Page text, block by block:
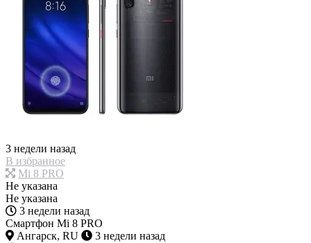
3 недели назад
В избранное
Mi 8 PRO
Не указана
Не указана
3 недели назад
Смартфон Mi 8 PRO
Ангарск, RU
3 недели назад